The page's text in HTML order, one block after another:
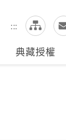
:::
尋
典藏授權